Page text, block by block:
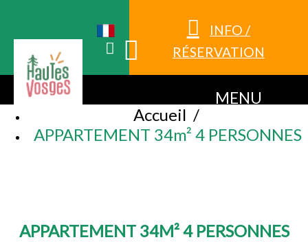
INFO /
RÉSERVATION
MENU
Accueil /
APPARTEMENT 34m² 4 PERSONNES
APPARTEMENT 34M² 4 PERSONNES